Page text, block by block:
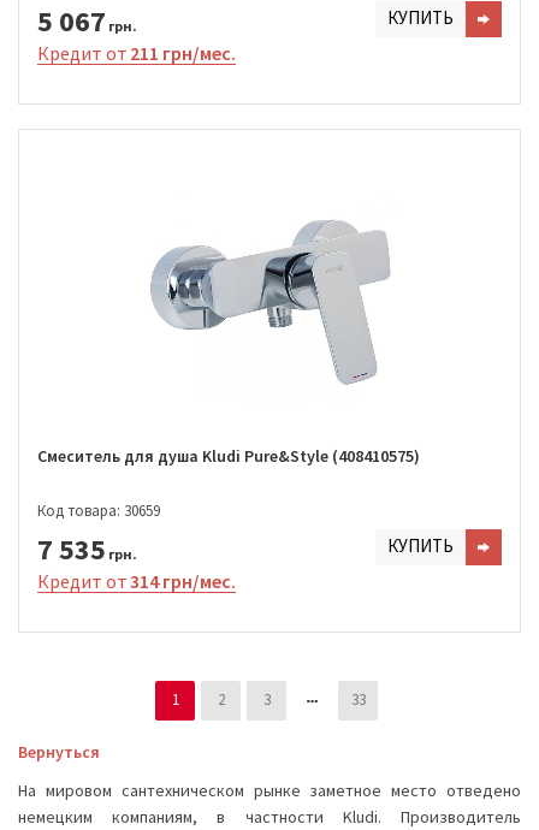
На мировом сантехническом рынке заметное место отведено
немецким компаниям, в частности Kludi. Производитель
5 067 грн. КУПИТЬ
Кредит от 211 грн/мес.
Cмеситель для душа Kludi Pure&Style (408410575)
Код товара: 30659
7 535 грн. КУПИТЬ
Кредит от314 грн/мес.
1 2 3 33
Вернуться